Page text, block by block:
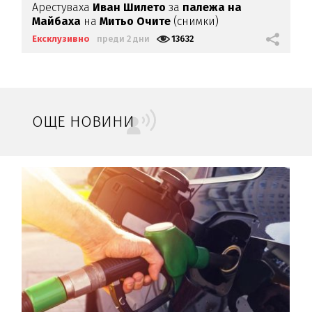
Арестуваха Иван Шилетоза палежа на
Майбаха наМитьо Очите (снимки)
Ексклузивно преди 2 дни 13632
ОЩЕ НОВИНИ